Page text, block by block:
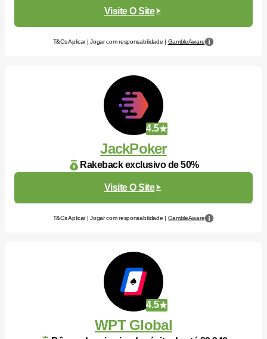
Visite O Site
T&Cs Aplicar | Jogar com responsabilidade | GambleAware
4.5
JackPoker
Rakeback exclusivo de 50%
Visite O Site
T&Cs Aplicar | Jogar com responsabilidade | GambleAware
4.5
WPT Global